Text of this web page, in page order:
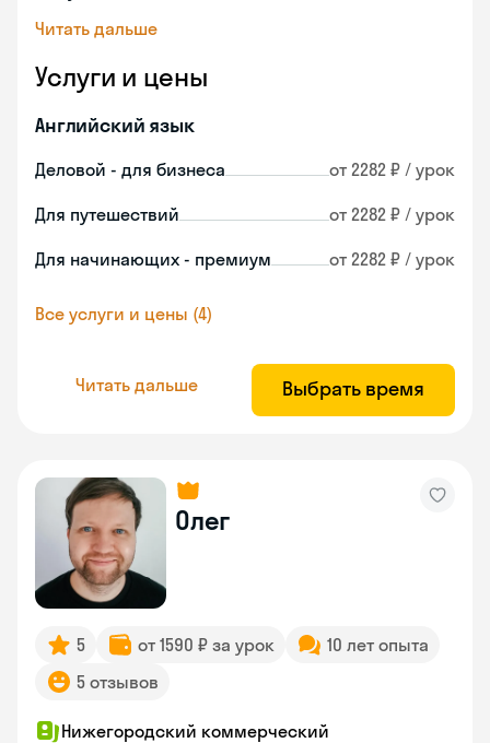
Читать дальше
Услуги и цены
Английский язык
Деловой - для бизнеса от 2282 ₽ / урок
Для путешествий от 2282 ₽ / урок
Для начинающих - премиум от 2282 ₽ / урок
Все услуги и цены (4)
Читать дальше Выбрать время
Олег
5 от 1590 ₽ за урок
10 лет опыта
5 отзывов
Нижегородский коммерческий